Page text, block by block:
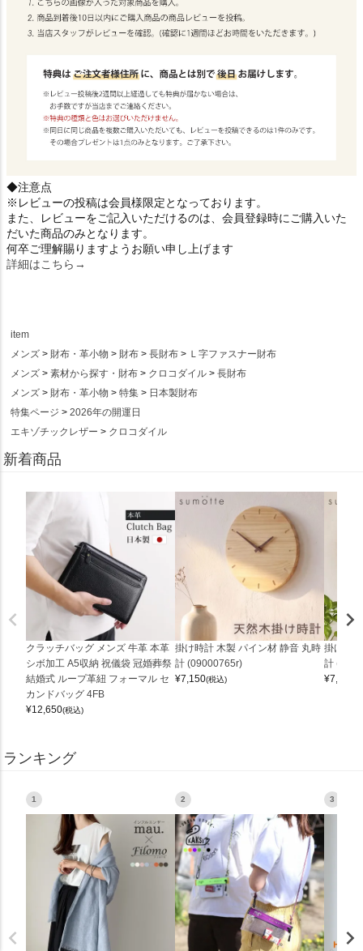
◆注意点
※レビューの投稿は会員様限定となっております。
また、レビューをご記入いただけるのは、会員登録時にご購入いた
だいた商品のみとなります。
何卒ご理解賜りますようお願い申し上げます
詳細はこちら→
item
メンズ
財布・革小物 財布 長財布
Ｌ字ファスナー財布
メンズ
素材から探す・財布 クロコダイル
長財布
メンズ
財布・革小物 特集
日本製財布
特集ページ
2026年の開運日
エキゾチックレザー
クロコダイル
新着商品
クラッチバッグ メンズ 牛革 本革
シボ加工 A5収納 祝儀袋 冠婚葬祭
結婚式 ループ革紐 フォーマル セ
カンドバッグ 4FB
¥12,650(税込)
掛け時計 木製 パイン材 静音 丸時
計 (09000765r)
¥7,150(税込)
掛け時
計
¥7,150
ランキング
1 2 3